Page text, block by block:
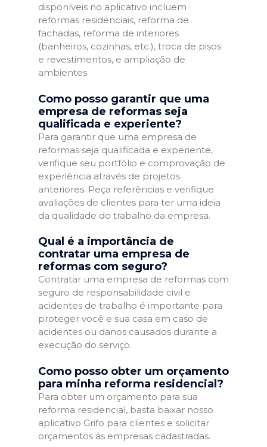
disponíveis no aplicativo incluem
reformas residenciais, reforma de
fachadas, reforma de interiores
(banheiros, cozinhas, etc.), troca de pisos
e revestimentos, e ampliação de
ambientes.
Como posso garantir que uma
empresa de reformas seja
qualificada e experiente?
Para garantir que uma empresa de
reformas seja qualificada e experiente,
verifique seu portfólio e comprovação de
experiência através de projetos
anteriores. Peça referências e verifique
avaliações de clientes para ter uma ideia
da qualidade do trabalho da empresa.
Qual é a importância de
contratar uma empresa de
reformas com seguro?
Contratar uma empresa de reformas com
seguro de responsabilidade civil e
acidentes de trabalho é importante para
proteger você e sua casa em caso de
acidentes ou danos causados durante a
execução do serviço.
Como posso obter um orçamento
para minha reforma residencial?
Para obter um orçamento para sua
reforma residencial, basta baixar nosso
aplicativo Grifo para clientes e solicitar
orçamentos às empresas cadastradas.